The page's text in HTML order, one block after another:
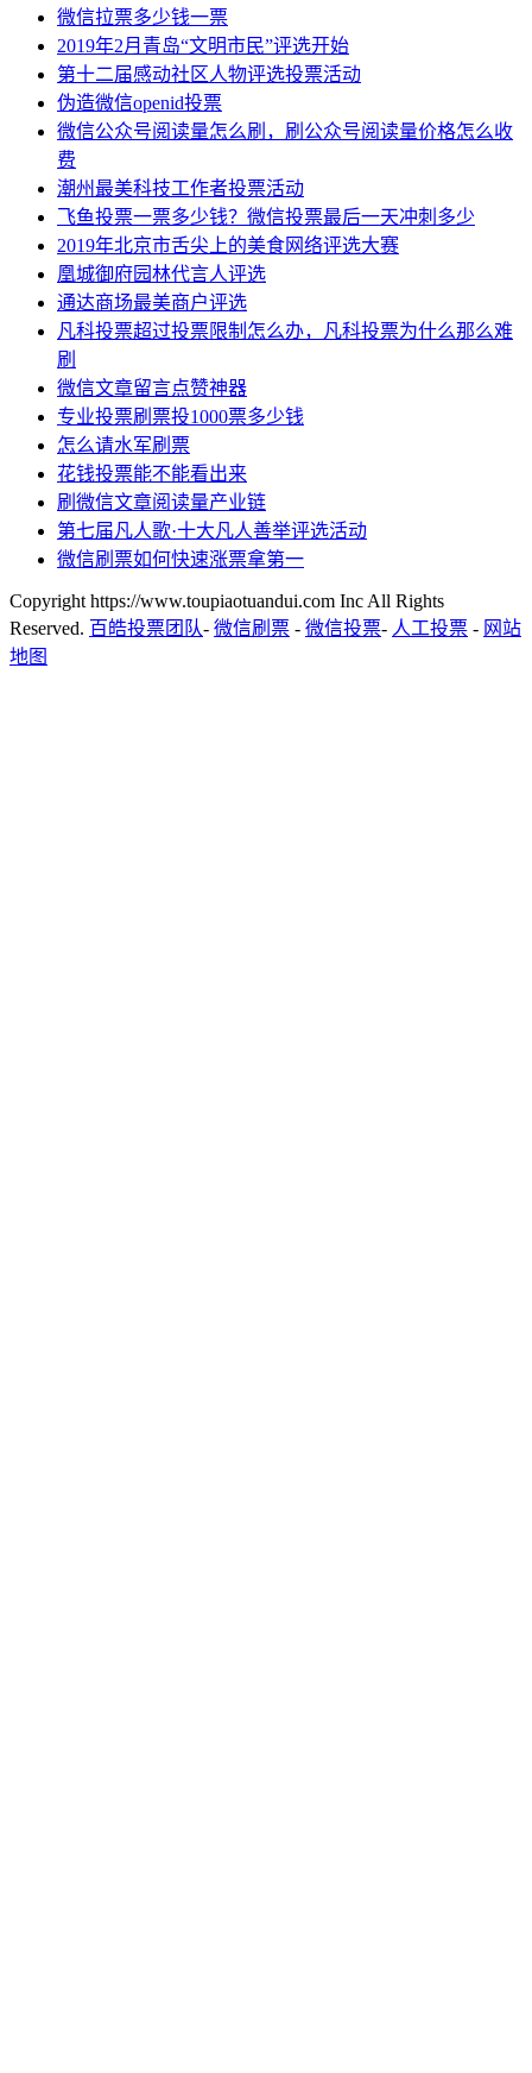
微信拉票多少钱一票
2019年2月青岛“文明市民”评选开始
第十二届感动社区人物评选投票活动
伪造微信openid投票
微信公众号阅读量怎么刷，刷公众号阅读量价格怎么收
费
潮州最美科技工作者投票活动
飞鱼投票一票多少钱？微信投票最后一天冲刺多少
2019年北京市舌尖上的美食网络评选大赛
凰城御府园林代言人评选
通达商场最美商户评选
凡科投票超过投票限制怎么办，凡科投票为什么那么难
刷
微信文章留言点赞神器
专业投票刷票投1000票多少钱
怎么请水军刷票
花钱投票能不能看出来
刷微信文章阅读量产业链
第七届凡人歌·十大凡人善举评选活动
微信刷票如何快速涨票拿第一
Copyright https://www.toupiaotuandui.com Inc All Rights
Reserved. 百皓投票团队- 微信刷票 - 微信投票- 人工投票 - 网站
地图